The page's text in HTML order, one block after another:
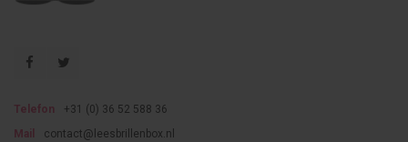
Telefon
+31 (0) 36 52 588 36
Mail
contact@leesbrillenbox.nl